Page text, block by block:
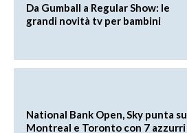
Da Gumball a Regular Show: le
grandi novità tv per bambini
National Bank Open, Sky punta su
Montreal e Toronto con 7 azzurri